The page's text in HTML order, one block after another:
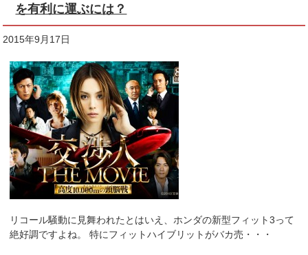
を有利に運ぶには？
2015年9月17日
リコール騒動に見舞われたとはいえ、ホンダの新型フィット3って
絶好調ですよね。 特にフィットハイブリットがバカ売・・・